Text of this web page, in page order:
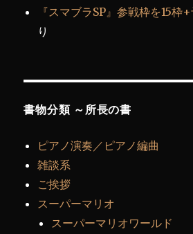
『スマブラSP』参戦枠を15枠+
り
書物分類 ～所長の書
ピアノ演奏／ピアノ編曲
雑談系
ご挨拶
スーパーマリオ
スーパーマリオワールド